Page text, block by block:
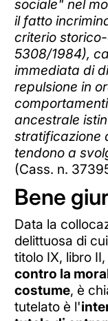
sociale" nel
il fatto
criterio
5308/1984),
immediata di
repulsione in
ancestrale
stratificazione
tendono a
(Cass. n.
Bene
Data la
delittuosa di
titolo IX, libro
contro la
costume, è
tutelato è l'